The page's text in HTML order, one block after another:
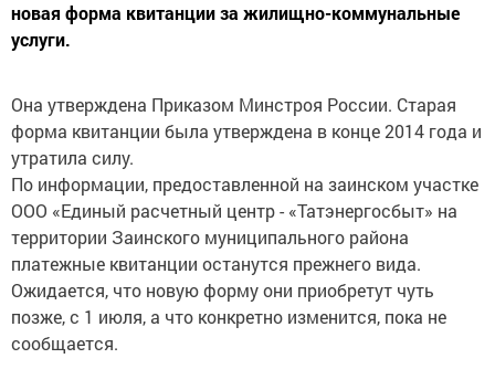
новая форма квитанции за жилищно-коммунальные
услуги.
Она утверждена Приказом Минстроя России. Старая
форма квитанции была утверждена в конце 2014 года и
утратила силу.
По информации, предоставленной на заинском участке
ООО «Единый расчетный центр - «Татэнергосбыт» на
территории Заинского муниципального района
платежные квитанции останутся прежнего вида.
Ожидается, что новую форму они приобретут чуть
позже, с 1 июля, а что конкретно изменится, пока не
сообщается.